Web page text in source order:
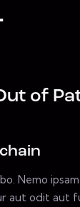
of
Nemo
aut odit aut